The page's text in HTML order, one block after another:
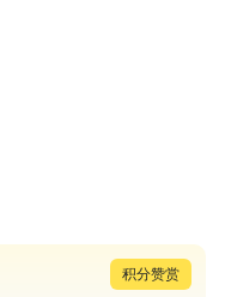
积分赞赏